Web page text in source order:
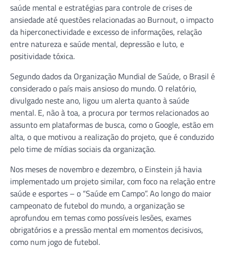
saúde mental e estratégias para controle de crises de
ansiedade até questões relacionadas ao Burnout, o impacto
da hiperconectividade e excesso de informações, relação
entre natureza e saúde mental, depressão e luto, e
positividade tóxica.
Segundo dados da Organização Mundial de Saúde, o Brasil é
considerado o país mais ansioso do mundo. O relatório,
divulgado neste ano, ligou um alerta quanto à saúde
mental. E, não à toa, a procura por termos relacionados ao
assunto em plataformas de busca, como o Google, estão em
alta, o que motivou a realização do projeto, que é conduzido
pelo time de mídias sociais da organização.
Nos meses de novembro e dezembro, o Einstein já havia
implementado um projeto similar, com foco na relação entre
saúde e esportes – o “Saúde em Campo”. Ao longo do maior
campeonato de futebol do mundo, a organização se
aprofundou em temas como possíveis lesões, exames
obrigatórios e a pressão mental em momentos decisivos,
como num jogo de futebol.